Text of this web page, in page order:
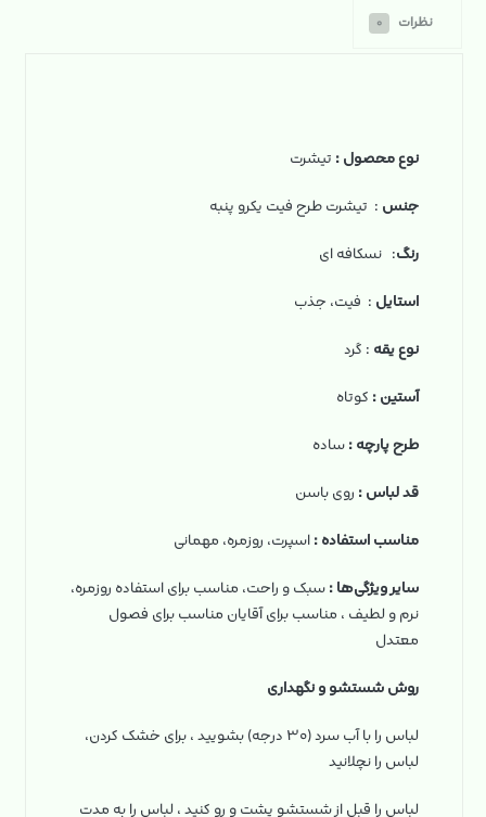
نظرات ۰
نوع محصول: تیشرت
جنس : تیشرت طرح فیت یکرو پنبه
رنگ: نسکافه ای
استایل : فیت، جذب
نوع یقه : گرد
آستین: کوتاه
طرح پارچه:ساده
قد لباس: روی باسن
مناسب استفاده:اسپرت، روزمره، مهمانی
سایر ویژگی‌ها:سبک و راحت، مناسب برای استفاده روزمره،
نرم و لطیف ، مناسب برای آقایان مناسب برای فصول
معتدل
روش شستشو و نگهداری
لباس را با آب سرد (۳۰ درجه) بشویید ، برای خشک کردن،
لباس را نچلانید
لباس را قبل از شستشو پشت و رو کنید ، لباس را به مدت